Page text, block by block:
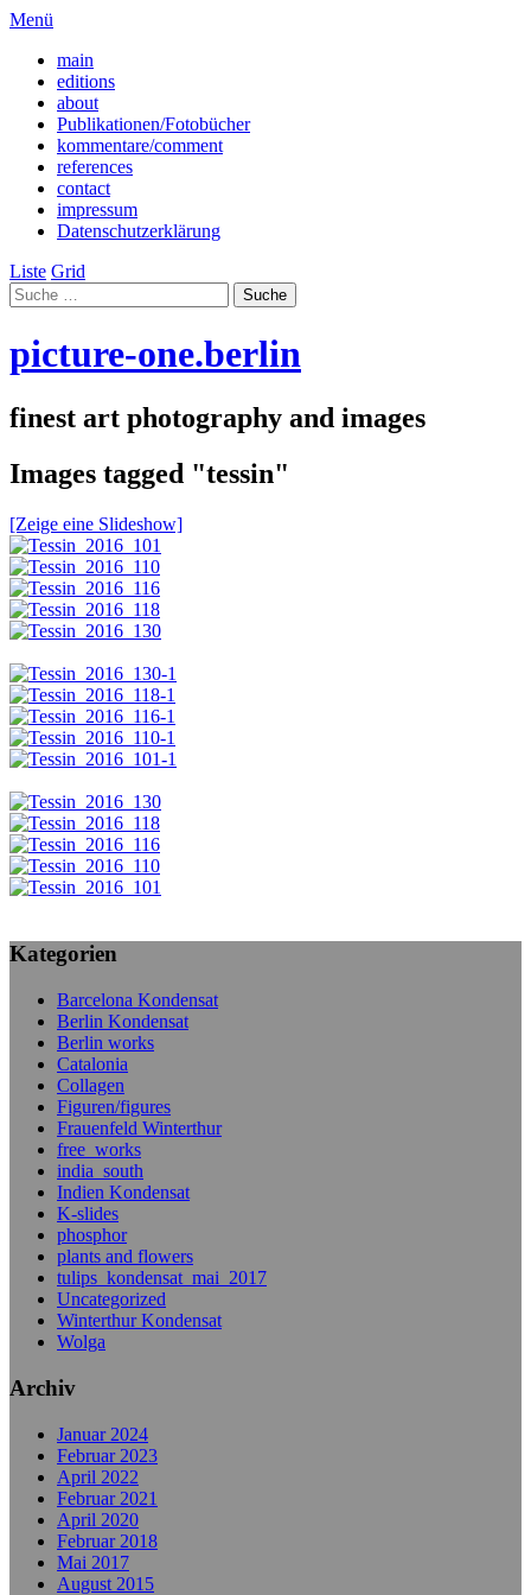
Menü
main
editions
about
Publikationen/Fotobücher
kommentare/comment
references
contact
impressum
Datenschutzerklärung
Liste Grid
picture-one.berlin
finest art photography and images
Images tagged "tessin"
[Zeige eine Slideshow]
Kategorien
Barcelona Kondensat
Berlin Kondensat
Berlin works
Catalonia
Collagen
Figuren/figures
Frauenfeld Winterthur
free_works
india_south
Indien Kondensat
K-slides
phosphor
plants and flowers
tulips_kondensat_mai_2017
Uncategorized
Winterthur Kondensat
Wolga
Archiv
Januar 2024
Februar 2023
April 2022
Februar 2021
April 2020
Februar 2018
Mai 2017
August 2015